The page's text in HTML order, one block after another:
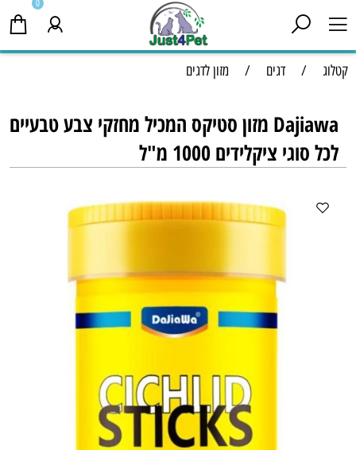
0
קטלוג / דגים / מזון לדגים
Dajiawa מזון סטיקס המכיל מחזקי צבע טבעיים
לכל סוגי ציקלידים 1000 מ"ל